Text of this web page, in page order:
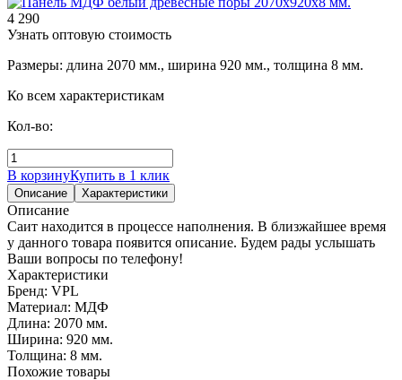
4 290
Узнать оптовую стоимость
Размеры: длина 2070 мм., ширина 920 мм., толщина 8 мм.
Ко всем характеристикам
Кол-во:
В корзинуКупить в 1 клик
Описание Характеристики
Описание
Саит находится в процессе наполнения. В близжайшее время
у данного товара появится описание. Будем рады услышать
Ваши вопросы по телефону!
Характеристики
Бренд: VPL
Материал: МДФ
Длина: 2070 мм.
Ширина: 920 мм.
Толщина: 8 мм.
Похожие товары